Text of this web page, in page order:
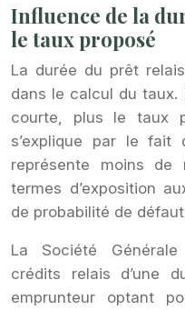
Influence de la
le taux proposé
La durée du prêt
dans le calcul du taux.
courte, plus le taux
s’explique par le fait
représente moins
termes d’exposition
de probabilité de
La Société
crédits relais d’une
emprunteur optant